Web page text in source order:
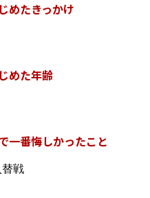
めたきっかけ
めた年齢
一番悔しかったこと
戦